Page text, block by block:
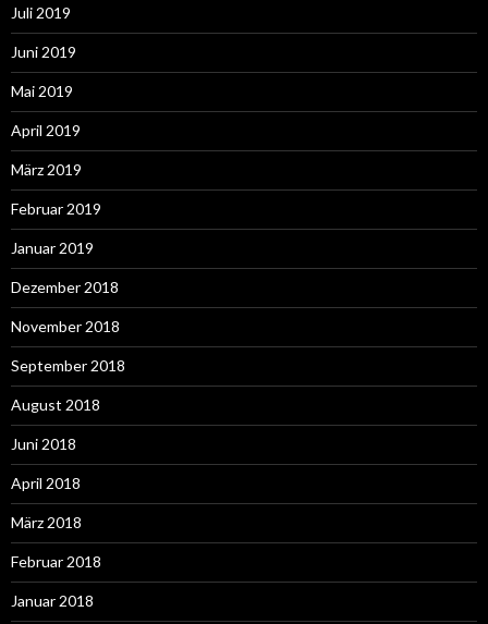
Juli 2019
Juni 2019
Mai 2019
April 2019
März 2019
Februar 2019
Januar 2019
Dezember 2018
November 2018
September 2018
August 2018
Juni 2018
April 2018
März 2018
Februar 2018
Januar 2018